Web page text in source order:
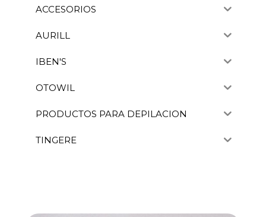
ACCESORIOS
AURILL
IBEN'S
OTOWIL
PRODUCTOS PARA DEPILACION
TINGERE